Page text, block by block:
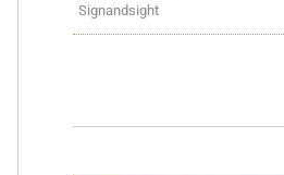
Signandsight